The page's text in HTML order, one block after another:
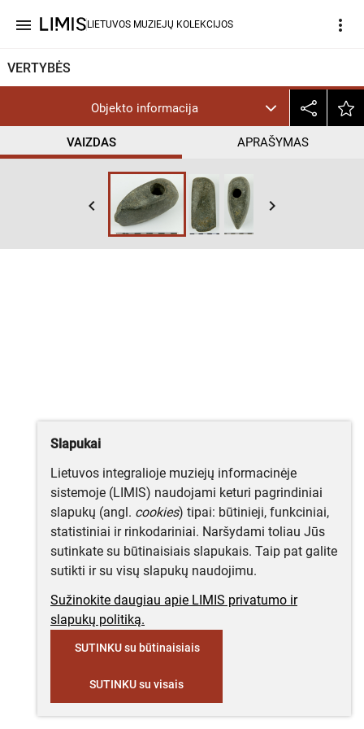
menu LIETUVOS MUZIEJŲ KOLEKCIJOS more_vert
VERTYBĖS
Objekto informacija
VAIZDAS APRAŠYMAS
keyboard_arrow_left keyboard_arrow_right
Slapukai
Lietuvos integralioje muziejų informacinėje
sistemoje (LIMIS) naudojami keturi pagrindiniai
slapukų (angl. cookies) tipai: būtinieji, funkciniai,
statistiniai ir rinkodariniai. Naršydami toliau Jūs
sutinkate su būtinaisiais slapukais. Taip pat galite
sutikti ir su visų slapukų naudojimu.
Sužinokite daugiau apie LIMIS privatumo ir
slapukų politiką.
SUTINKU su būtinaisiais
SUTINKU su visais